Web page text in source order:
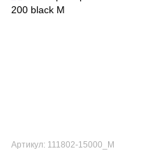
Артикул: 111802-15000_M